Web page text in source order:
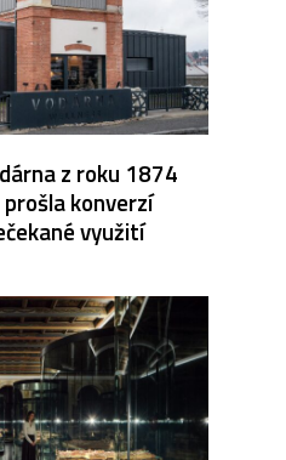
z roku 1874
konverzí
využití